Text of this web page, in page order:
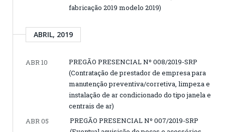
fabricação 2019 modelo 2019)
ABRIL, 2019
ABR 10
PREGÃO PRESENCIAL Nº 008/2019-SRP
(Contratação de prestador de empresa para
manutenção preventiva/corretiva, limpeza e
instalação de ar condicionado do tipo janela e
centrais de ar)
ABR 05
PREGÃO PRESENCIAL Nº 007/2019-SRP